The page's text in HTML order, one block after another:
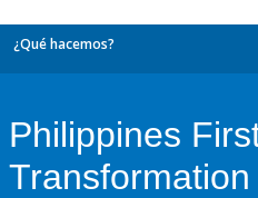
¿Qué hacemos?
Philippines